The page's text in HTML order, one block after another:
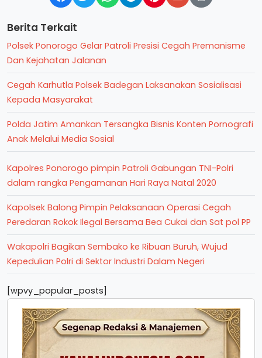
Berita Terkait
Polsek Ponorogo Gelar Patroli Presisi Cegah Premanisme
Dan Kejahatan Jalanan
Cegah Karhutla Polsek Badegan Laksanakan Sosialisasi
Kepada Masyarakat
Polda Jatim Amankan Tersangka Bisnis Konten Pornografi
Anak Melalui Media Sosial
Kapolres Ponorogo pimpin Patroli Gabungan TNI-Polri
dalam rangka Pengamanan Hari Raya Natal 2020
Kapolsek Balong Pimpin Pelaksanaan Operasi Cegah
Peredaran Rokok Ilegal Bersama Bea Cukai dan Sat pol PP
Wakapolri Bagikan Sembako ke Ribuan Buruh, Wujud
Kepedulian Polri di Sektor Industri Dalam Negeri
[wpvy_popular_posts]